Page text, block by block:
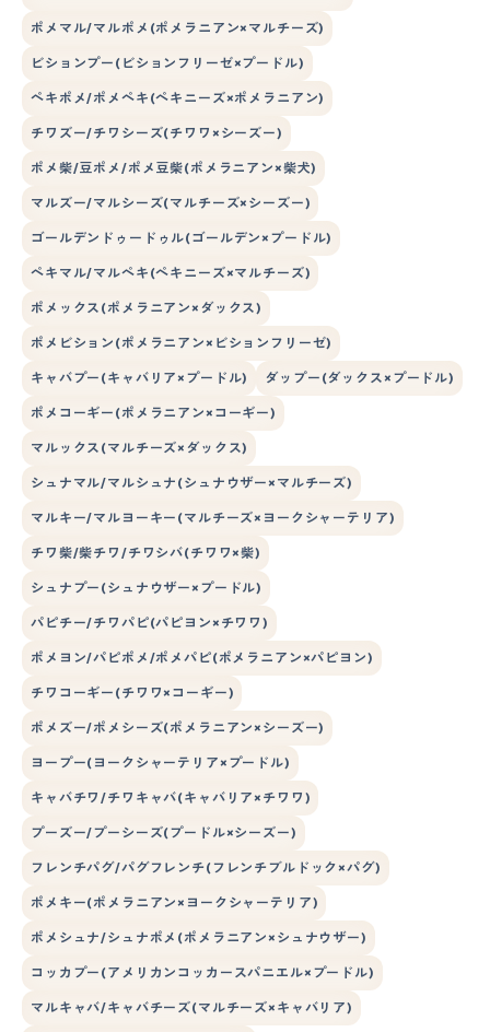
ポメマル/マルポメ(ポメラニアン×マルチーズ)
ビションプー(ビションフリーゼ×プードル)
ペキポメ/ポメペキ(ペキニーズ×ポメラニアン)
チワズー/チワシーズ(チワワ×シーズー)
ポメ柴/豆ポメ/ポメ豆柴(ポメラニアン×柴犬)
マルズー/マルシーズ(マルチーズ×シーズー)
ゴールデンドゥードゥル(ゴールデン×プードル)
ペキマル/マルペキ(ペキニーズ×マルチーズ)
ポメックス(ポメラニアン×ダックス)
ポメビション(ポメラニアン×ビションフリーゼ)
キャバプー(キャバリア×プードル) ダップー(ダックス×プードル)
ポメコーギー(ポメラニアン×コーギー)
マルックス(マルチーズ×ダックス)
シュナマル/マルシュナ(シュナウザー×マルチーズ)
マルキー/マルヨーキー(マルチーズ×ヨークシャーテリア)
チワ柴/柴チワ/チワシバ(チワワ×柴)
シュナプー(シュナウザー×プードル)
パピチー/チワパピ(パピヨン×チワワ)
ポメヨン/パピポメ/ポメパピ(ポメラニアン×パピヨン)
チワコーギー(チワワ×コーギー)
ポメズー/ポメシーズ(ポメラニアン×シーズー)
ヨープー(ヨークシャーテリア×プードル)
キャバチワ/チワキャバ(キャバリア×チワワ)
プーズー/プーシーズ(プードル×シーズー)
フレンチパグ/パグフレンチ(フレンチブルドック×パグ)
ポメキー(ポメラニアン×ヨークシャーテリア)
ポメシュナ/シュナポメ(ポメラニアン×シュナウザー)
コッカプー(アメリカンコッカースパニエル×プードル)
マルキャバ/キャバチーズ(マルチーズ×キャバリア)